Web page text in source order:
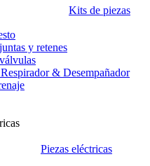
Kits de piezas
y retenes
& Desempañador
Piezas eléctricas